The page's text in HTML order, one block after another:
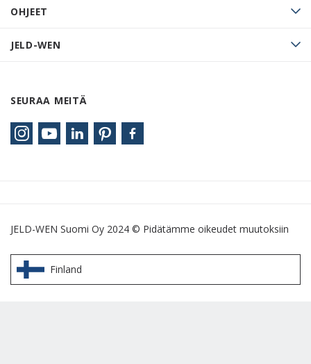
OHJEET
JELD-WEN
SEURAA MEITÄ
JELD-WEN Suomi Oy 2024 © Pidätämme oikeudet muutoksiin
Finland